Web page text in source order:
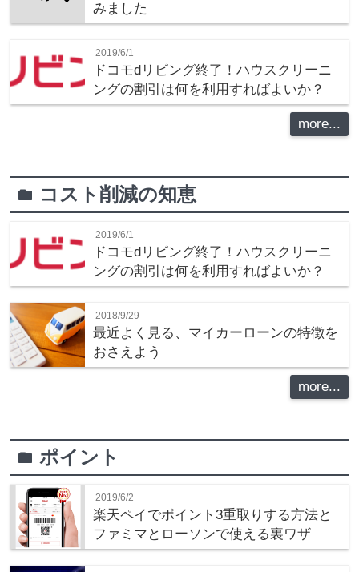
みました
2019/6/1
ドコモdリビング終了！ハウスクリーニ
ングの割引は何を利用すればよいか？
more...
folder コスト削減の知恵
2019/6/1
ドコモdリビング終了！ハウスクリーニ
ングの割引は何を利用すればよいか？
2018/9/29
最近よく見る、マイカーローンの特徴を
おさえよう
more...
folderポイント
2019/6/2
楽天ペイでポイント3重取りする方法と
ファミマとローソンで使える裏ワザ